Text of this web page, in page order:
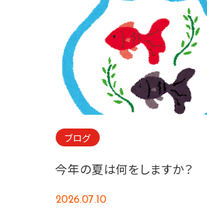
ブログ
今年の夏は何をしますか？
2026.07.10